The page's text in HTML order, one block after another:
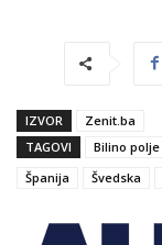
IZVOR
Zenit.ba
TAGOVI
Bilino polje
Španija
Švedska